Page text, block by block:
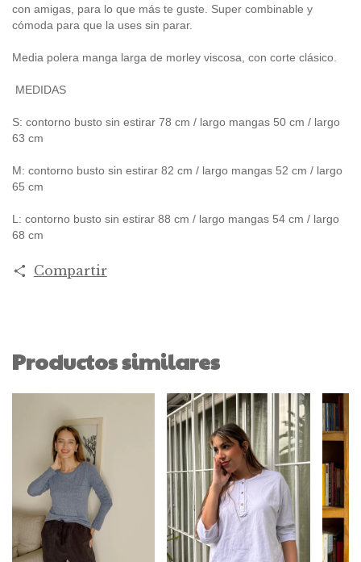
con amigas, para lo que más te guste. Super combinable y
cómoda para que la uses sin parar.
Media polera manga larga de morley viscosa, con corte clásico.
MEDIDAS
S: contorno busto sin estirar 78 cm / largo mangas 50 cm / largo
63 cm
M: contorno busto sin estirar 82 cm / largo mangas 52 cm / largo
65 cm
L: contorno busto sin estirar 88 cm / largo mangas 54 cm / largo
68 cm
Compartir
Productos similares